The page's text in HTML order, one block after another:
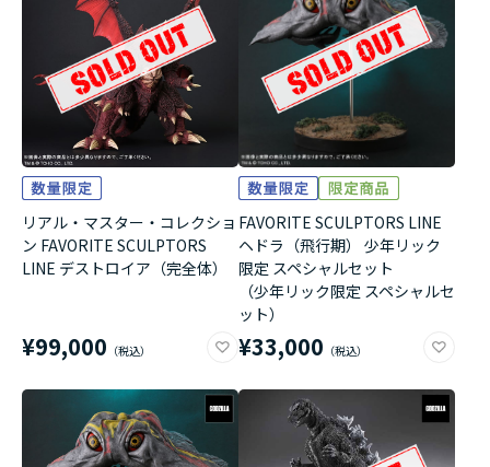
リアル・マスター・コレクショ
ン FAVORITE SCULPTORS
LINE デストロイア（完全体）
¥99,000
FAVORITE SCULPTORS LINE
ヘドラ（飛行期） 少年リック
限定 スペシャルセット
（少年リック限定 スペシャルセ
ット）
¥33,000